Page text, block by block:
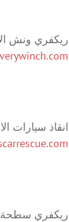
ريكفري ونش
انقاذ سيارات
ريكفري